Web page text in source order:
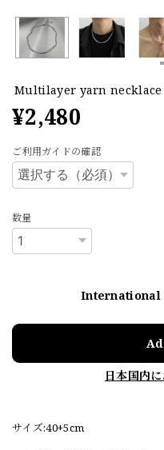
Multilayer yarn necklace
¥2,480
ご利用ガイドの確認
数量
International
日本国内
サイズ:40+5cm